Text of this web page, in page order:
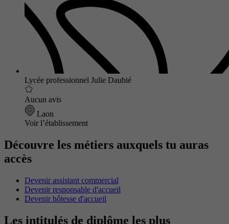
Lycée professionnel Julie Daubié
Aucun avis
Laon
Voir l’établissement
Découvre les métiers auxquels tu auras
accès
Devenir assistant commercial
Devenir responsable d'accueil
Devenir hôtesse d'accueil
Les intitulés de diplôme les plus